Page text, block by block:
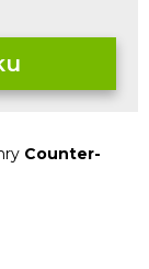
Counter-